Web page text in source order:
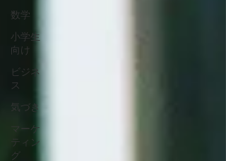
数学
小学生
向け
ビジネ
ス
気づき
マーケ
ティン
グ